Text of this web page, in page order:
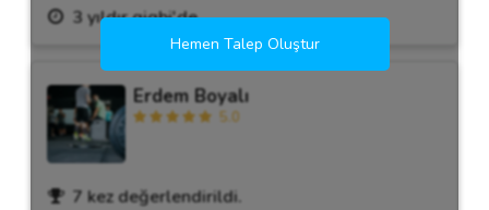
3 yıldır gigbi'de
Erdem Boyalı
5.0
7 kez değerlendirildi.
Hemen Talep Oluştur